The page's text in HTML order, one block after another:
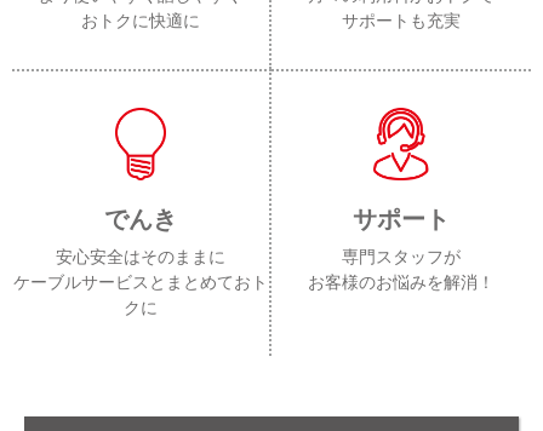
おトクに快適に
サポートも充実
でんき
安心安全はそのままに
ケーブルサービスとまとめておト
クに
サポート
専門スタッフが
お客様のお悩みを解消！